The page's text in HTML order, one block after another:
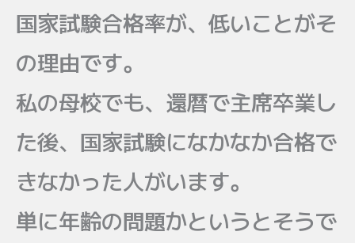
国家試験合格率が、低いことがそ
の理由です。
私の母校でも、還暦で主席卒業し
た後、国家試験になかなか合格で
きなかった人がいます。
単に年齢の問題かというとそうで